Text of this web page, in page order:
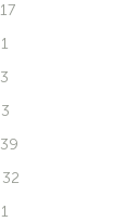
17
1
3
3
39
32
1